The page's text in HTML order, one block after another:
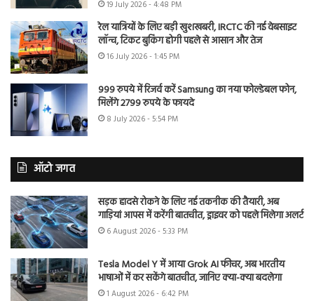
19 July 2026 - 4:48 PM
रेल यात्रियों के लिए बड़ी खुशखबरी, IRCTC की नई वेबसाइट
लॉन्च, टिकट बुकिंग होगी पहले से आसान और तेज
16 July 2026 - 1:45 PM
999 रुपये में रिजर्व करें Samsung का नया फोल्डेबल फोन,
मिलेंगे 2799 रुपये के फायदे
8 July 2026 - 5:54 PM
ऑटो जगत
सड़क हादसे रोकने के लिए नई तकनीक की तैयारी, अब
गाड़ियां आपस में करेंगी बातचीत, ड्राइवर को पहले मिलेगा अलर्ट
6 August 2026 - 5:33 PM
Tesla Model Y में आया Grok AI फीचर, अब भारतीय
भाषाओं में कर सकेंगे बातचीत, जानिए क्या-क्या बदलेगा
1 August 2026 - 6:42 PM